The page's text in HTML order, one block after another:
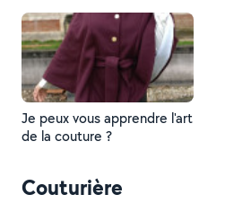
Je peux vous apprendre l'art
de la couture ?
Couturière